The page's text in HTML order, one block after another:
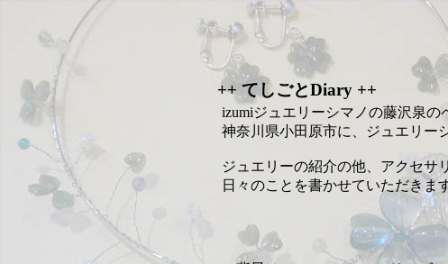
++ てしごとDiary ++
izumiジュエリーシマノの藤沢泉の
神奈川県小田原市に、ジュエリー
ジュエリーの紹介の他、アクセサ
日々のことを書かせていただきま